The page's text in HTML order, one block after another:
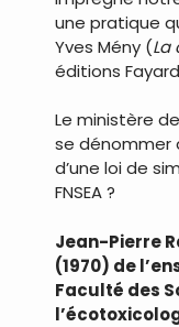
une pratique
Yves Mény (La
éditions
Le ministère
se dénommer
d’une loi de
FNSEA ?
Jean-Pierre
(1970) de
Faculté des